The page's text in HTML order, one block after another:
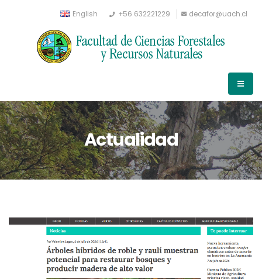
English +56 632221229 decafor@uach.cl
Actualidad